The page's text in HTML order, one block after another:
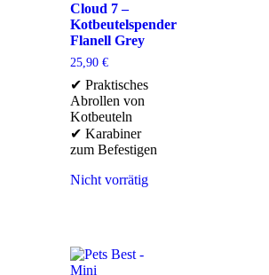
Cloud 7 –
Kotbeutelspender
Flanell Grey
25,90 €
✔ Praktisches
Abrollen von
Kotbeuteln
✔ Karabiner
zum Befestigen
Nicht vorrätig